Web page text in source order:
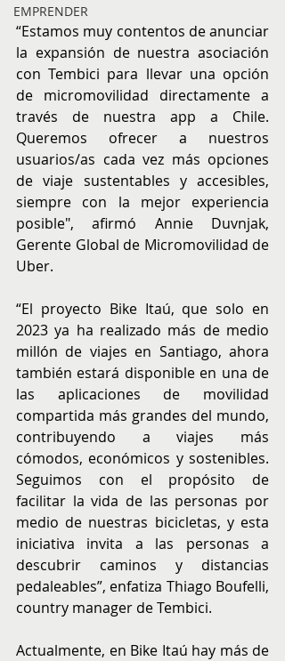
EMPRENDER
“Estamos muy contentos de anunciar
la expansión de nuestra asociación
con Tembici para llevar una opción
de micromovilidad directamente a
través de nuestra app a Chile.
Queremos ofrecer a nuestros
usuarios/as cada vez más opciones
de viaje sustentables y accesibles,
siempre con la mejor experiencia
posible", afirmó Annie Duvnjak,
Gerente Global de Micromovilidad de
Uber.
“El proyecto Bike Itaú, que solo en
2023 ya ha realizado más de medio
millón de viajes en Santiago, ahora
también estará disponible en una de
las aplicaciones de movilidad
compartida más grandes del mundo,
contribuyendo a viajes más
cómodos, económicos y sostenibles.
Seguimos con el propósito de
facilitar la vida de las personas por
medio de nuestras bicicletas, y esta
iniciativa invita a las personas a
descubrir caminos y distancias
pedaleables”, enfatiza Thiago Boufelli,
country manager de Tembici.
Actualmente, en Bike Itaú hay más de